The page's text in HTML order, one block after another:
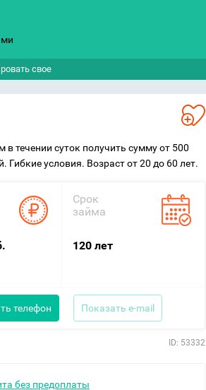
свое
течении суток получить сумму от 500
Гибкие условия. Возраст от 20 до 60 лет.
Срок
займа
120 лет
телефон Показать e-mail
ID: 53332
без предоплаты